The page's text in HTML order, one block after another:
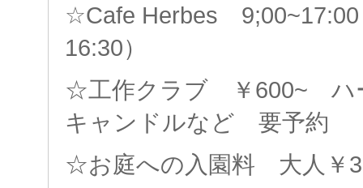
☆Cafe Herbes 9;00~17:00
16:30）
☆工作クラブ ￥600~ ハ
キャンドルなど 要予約
☆お庭への入園料 大人￥